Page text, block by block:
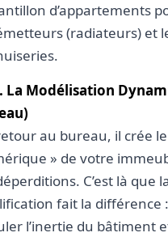
d’appartements
(radiateurs) et
La Modélisation
au bureau, il crée
» de votre
C’est là que
fait la différence
l’inertie du bâtiment